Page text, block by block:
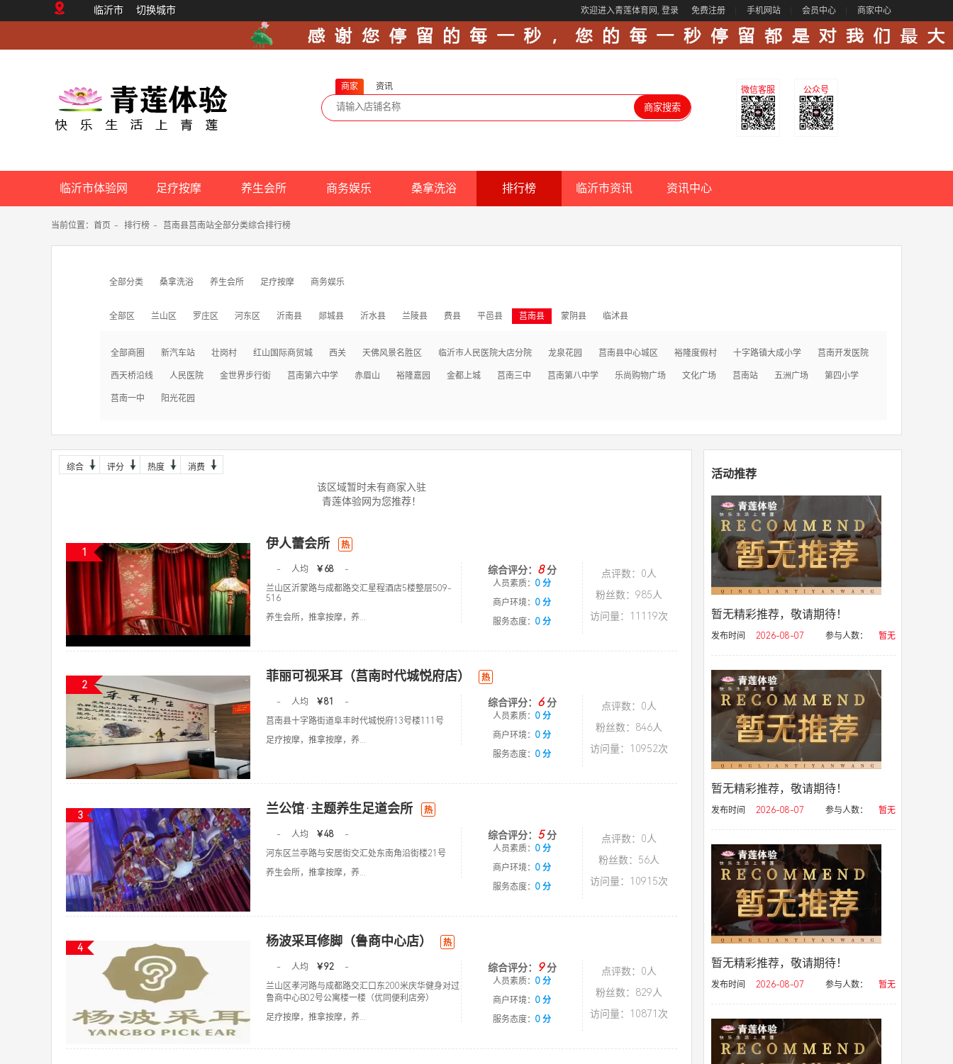
临沂市 切换城市 欢迎进入青莲体育网, 登录 免费注册 手机网站 会员中心 商家中心
商家 资讯 公众号
微信客服
临沂市体验网 足疗按摩 养生会所 商务娱乐 桑拿洗浴 排行榜 临沂市资讯 资讯中心
当前位置： 首页 - 排行榜 - 莒南县莒南站全部分类综合排行榜
全部分类 桑拿洗浴 养生会所 足疗按摩 商务娱乐
全部区 兰山区 罗庄区 河东区 沂南县 郯城县 沂水县 兰陵县 费县 平邑县 莒南县 蒙阴县 临沭县
全部商圈 新汽车站 壮岗村 红山国际商贸城 西关 天佛风景名胜区 临沂市人民医院大店分院 龙泉花园 莒南县中心城区 裕隆度假村 十字路镇大成小学 莒南开发医院
西天桥沿线 人民医院 金世界步行街 莒南第六中学 赤眉山 裕隆嘉园 金都上城 莒南三中 莒南第八中学 乐尚购物广场 文化广场 莒南站 五洲广场 第四小学
莒南一中 阳光花园
综合 评分 热度 消费
该区域暂时未有商家入驻
青莲体验网为您推荐！
1
伊人蕾会所 热
- 人均 ￥68
-
兰山区沂蒙路与成都路交汇星程酒店5楼整层509-
516
养生会所，推拿按摩，养...
综合评分： 8分
人员素质： 0 分
商户环境： 0 分
服务态度： 0 分
点评数：0人
粉丝数：985人
访问量：11119次
2
菲丽可视采耳（莒南时代城悦府店） 热
- 人均 ￥81
-
莒南县十字路街道阜丰时代城悦府13号楼111号
足疗按摩，推拿按摩，养...
综合评分： 6分
人员素质： 0 分
商户环境： 0 分
服务态度： 0 分
点评数：0人
粉丝数：846人
访问量：10952次
3 兰公馆·主题养生足道会所 热
- 人均 ￥48
-
河东区兰亭路与安居街交汇处东南角沿街楼21号
养生会所，推拿按摩，养...
综合评分： 5分
人员素质： 0 分
商户环境： 0 分
服务态度： 0 分
点评数：0人
粉丝数：56人
访问量：10915次
4 杨波采耳修脚（鲁商中心店） 热
- 人均 ￥92
-
兰山区孝河路与成都路交汇口东200米庆华健身对过
鲁商中心B02号公寓楼一楼（优同便利店旁）
足疗按摩，推拿按摩，养...
综合评分： 9分
人员素质： 0 分
商户环境： 0 分
服务态度： 0 分
点评数：0人
粉丝数：829人
访问量：10871次
活动推荐
暂无精彩推荐，敬请期待！
发布时间 2026-08-07 参与人数： 暂无
暂无精彩推荐，敬请期待！
发布时间 2026-08-07 参与人数： 暂无
暂无精彩推荐，敬请期待！
发布时间 2026-08-07 参与人数： 暂无